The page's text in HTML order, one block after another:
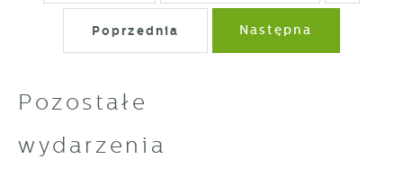
Poprzednia Następna
Pozostałe
wydarzenia